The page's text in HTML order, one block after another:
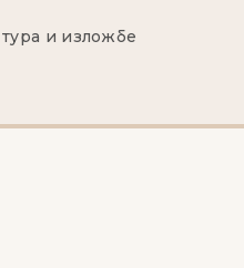
и изложбе